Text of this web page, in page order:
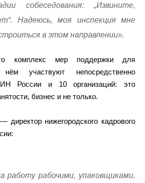
собеседования: „Извините,
Надеюсь, моя инспекция мне
в этом направлении».
комплекс мер поддержки для
участвуют непосредственно
России и 10 организаций: это
бизнес и не только.
нижегородского кадрового
работу рабочими, упаковщиками,